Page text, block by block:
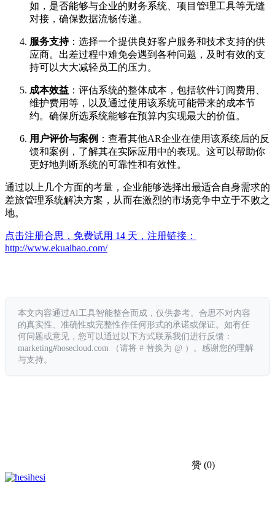
如，是否能够与企业的财务系统、项目管理工具等无缝
对接，确保数据流畅传递。
服务支持：选择一个提供良好客户服务和技术支持的供
应商。出差过程中难免会遇到各种问题，及时有效的支
持可以大大减轻员工的压力。
成本效益 ：评估系统的整体成本，包括软件订阅费用、
维护费用等，以及通过使用该系统可能带来的成本节
约。确保所选系统能够在预算内实现最大的价值。
用户评价与案例 ：查看其他AR企业在使用该系统后的反
馈和案例，了解其在实际应用中的表现。这可以帮助你
更好地判断系统的可靠性和有效性。
通过以上几个方面的考量，企业能够选择出最适合自身需求的
差旅管理系统解决方案，从而在激烈的市场竞争中立于不败之
地。
点击注册合思，免费试用 14 天，注册链接：
http://www.ekuaibao.com/
本文内容通过AI工具智能整合而成，仅供参考。合思不对内容
的真实性、准确性或完整性作任何形式的承诺或保证。如有任
何问题或意见，您可以通过以下方式联系我们进行反馈：
marketing#hosecloud.com （请将 # 替换为 @ ）。感谢您的理解
与支持。
赞 (0)
hesi